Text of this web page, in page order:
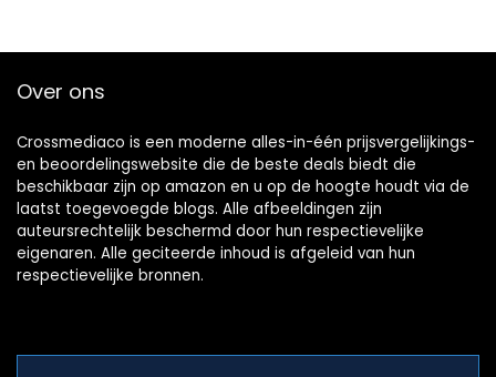
Over ons
Crossmediaco is een moderne alles-in-één prijsvergelijkings-
en beoordelingswebsite die de beste deals biedt die
beschikbaar zijn op amazon en u op de hoogte houdt via de
laatst toegevoegde blogs. Alle afbeeldingen zijn
auteursrechtelijk beschermd door hun respectievelijke
eigenaren. Alle geciteerde inhoud is afgeleid van hun
respectievelijke bronnen.